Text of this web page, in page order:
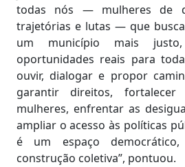
todas nós — mulheres de
trajetórias e lutas — que
um município mais
oportunidades reais para
ouvir, dialogar e propor
garantir direitos,
mulheres, enfrentar as
ampliar o acesso às políticas
é um espaço
construção coletiva”, pontuou.